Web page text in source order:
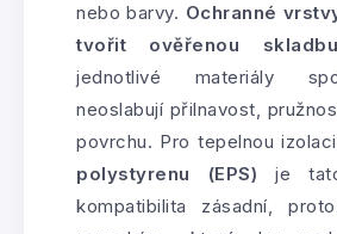
nebo barvy. Ochranné
tvořit ověřenou skladbu
jednotlivé materiály
neoslabují přilnavost,
povrchu. Pro tepelnou
polystyrenu (EPS) je
kompatibilita zásadní,